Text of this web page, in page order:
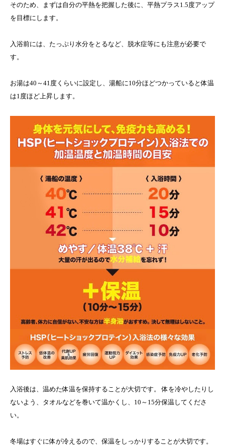
そのため、まずは自分の平熱を把握した後に、平熱プラス1.5度アップ
を目標にします。
入浴前には、たっぷり水分をとるなど、脱水症等にも注意が必要で
す。
お湯は40～41度くらいに設定し、湯船に10分ほどつかっていると体温
は1度ほど上昇します。
入浴後は、温めた体温を保持することが大切です。 体を冷やしたりし
ないよう、タオルなどを巻いて温かくし、10～15分保温してくださ
い。
冬場はすぐに体が冷えるので、保温をしっかりすることが大切です。